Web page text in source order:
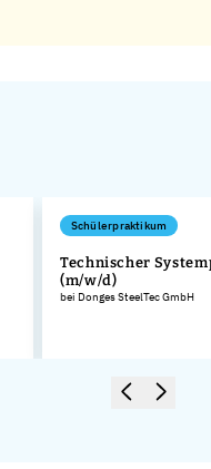
Schülerpraktikum
Technischer
(m/w/d)
bei Donges SteelTec GmbH